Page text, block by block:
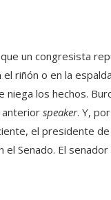
un congresista
riñón o en la
los hechos.
anteriorspeaker. Y,
el presidente
el Senado. El